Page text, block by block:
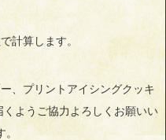
計算します。
、プリントアイシングクッキ
ようご協力よろしくお願いい